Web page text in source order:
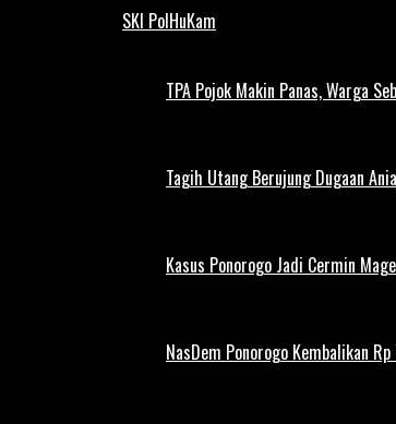
SKI PolHuKam
TPA Pojok Makin Panas, Warga
Tagih Utang Berujung Dugaan
Kasus Ponorogo Jadi Cermin
NasDem Ponorogo Kembalikan